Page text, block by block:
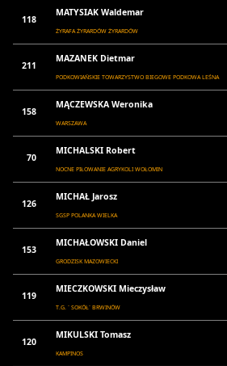
118
MATYSIAK Waldemar
ŻYRAFA ŻYRARDÓW ŻYRARDÓW
211
MAZANEK Dietmar
PODKOWIAŃSKIE TOWARZYSTWO BIEGOWE PODKOWA LEŚNA
158
MĄCZEWSKA Weronika
WARSZAWA
70
MICHALSKI Robert
NOCNE PIŁOWANIE AGRYKOLI WOŁOMIN
126
MICHAŁ Jarosz
SGSP POLANKA WIELKA
153
MICHAŁOWSKI Daniel
GRODZISK MAZOWIECKI
119
MIECZKOWSKI Mieczysław
T.G. ` SOKÓŁ` BRWINÓW
120
MIKULSKI Tomasz
KAMPINOS